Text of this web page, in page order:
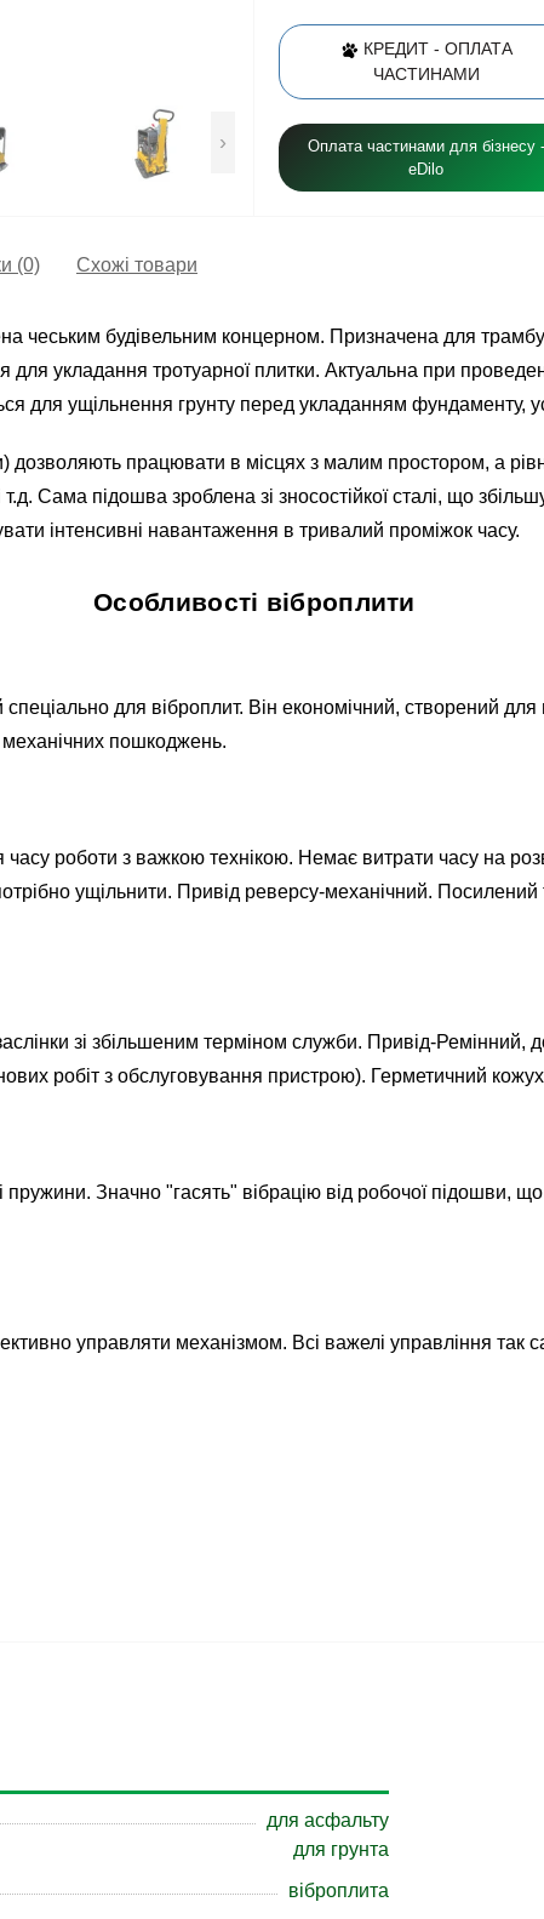
›
ЧАСТИНАМИ
Оплата частинами для бізнесу -
eDilo
(0) Схожі товари
чеським будівельним концерном. Призначена для
для укладання тротуарної плитки. Актуальна при
для ущільнення грунту перед укладанням фундаменту,
дозволяють працювати в місцях з малим простором, а
Сама підошва зроблена зі зносостійкої сталі, що
інтенсивні навантаження в тривалий проміжок часу.
Особливості віброплити
для віброплит. Він економічний, створений
механічних пошкоджень.
роботи з важкою технікою. Немає витрати часу на
ущільнити. Привід реверсу-механічний.
зі збільшеним терміном служби. Привід-
робіт з обслуговування пристрою). Герметичний
Значно "гасять" вібрацію від робочої підошви,
управляти механізмом. Всі важелі управління так
для асфальту
для грунта
віброплита